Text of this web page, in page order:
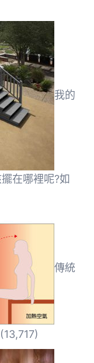
我的
在哪裡呢?如
傳統
(13,717)